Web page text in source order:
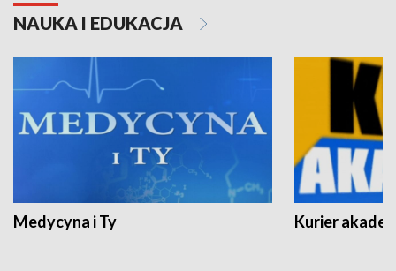
NAUKA I EDUKACJA
Medycyna i Ty Kurier